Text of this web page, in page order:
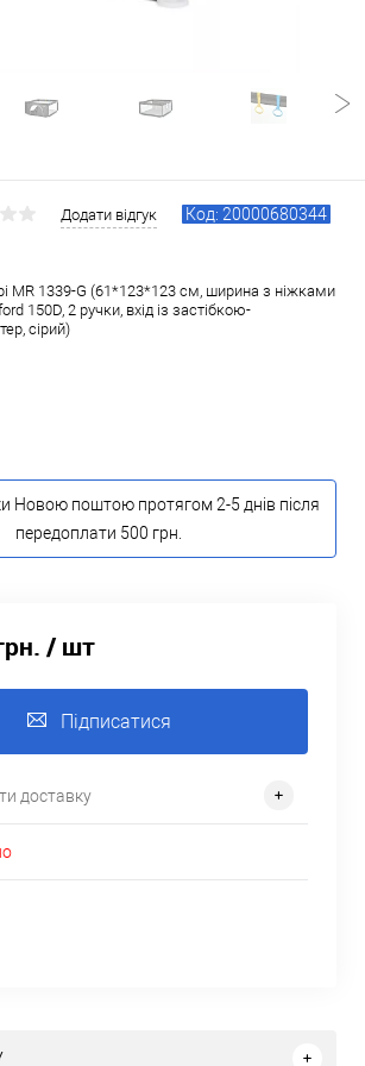
Додати відгук Код: 20000680344
1339-G (61*123*123 см, ширина з ніжками
150D, 2 ручки, вхід із застібкою-
сірий)
Новою поштою протягом 2-5 днів після
передоплати 500 грн.
/ шт
Підписатися
доставку